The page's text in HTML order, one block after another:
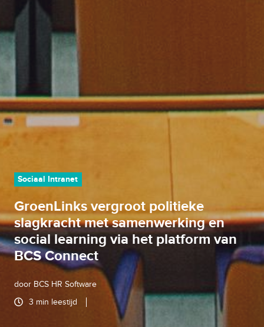
Sociaal Intranet
GroenLinks vergroot politieke
slagkracht met samenwerking en
social learning via het platform van
BCS Connect
door BCS HR Software
3 min leestijd